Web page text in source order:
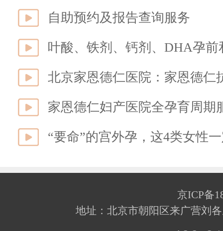
自助预约及报告查询服务
家恩德仁妇产医院全孕育周期
“要命”的宫外孕，这4类女性
京ICP备
地址：北京市朝阳区来广营刘